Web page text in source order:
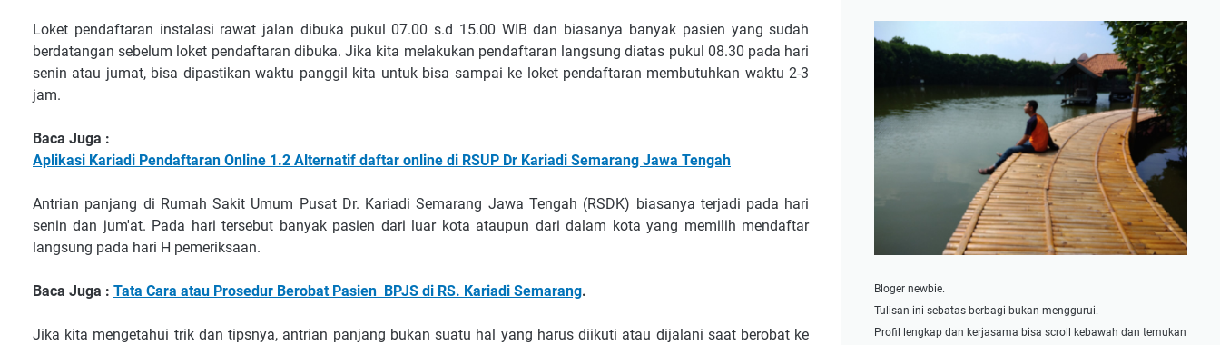
Loket pendaftaran instalasi rawat jalan dibuka pukul 07.00 s.d 15.00 WIB dan biasanya banyak pasien yang sudah
berdatangan sebelum loket pendaftaran dibuka. Jika kita melakukan pendaftaran langsung diatas pukul 08.30 pada hari
senin atau jumat, bisa dipastikan waktu panggil kita untuk bisa sampai ke loket pendaftaran membutuhkan waktu 2-3
jam.
Baca Juga :
Aplikasi Kariadi Pendaftaran Online 1.2 Alternatif daftar online di RSUP Dr Kariadi Semarang Jawa Tengah
Antrian panjang di Rumah Sakit Umum Pusat Dr. Kariadi Semarang Jawa Tengah (RSDK) biasanya terjadi pada hari
senin dan jum'at. Pada hari tersebut banyak pasien dari luar kota ataupun dari dalam kota yang memilih mendaftar
langsung pada hari H pemeriksaan.
Baca Juga : Tata Cara atau Prosedur Berobat Pasien BPJS di RS. Kariadi Semarang.
Jika kita mengetahui trik dan tipsnya, antrian panjang bukan suatu hal yang harus diikuti atau dijalani saat berobat ke
Bloger newbie.
Tulisan ini sebatas berbagi bukan menggurui.
Profil lengkap dan kerjasama bisa scroll kebawah dan temukan